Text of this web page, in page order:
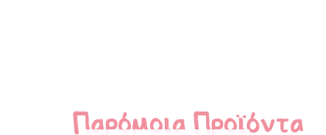
Παρόμοια Προϊόντα